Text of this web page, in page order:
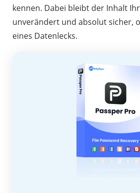
kennen. Dabei bleibt der Inhalt
unverändert und absolut sicher,
eines Datenlecks.